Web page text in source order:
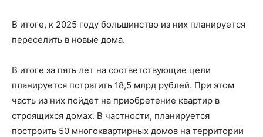
В итоге, к 2025 году большинство из них планируется
переселить в новые дома.
В итоге за пять лет на соответствующие цели
планируется потратить 18,5 млрд рублей. При этом
часть из них пойдет на приобретение квартир в
строящихся домах. В частности, планируется
построить 50 многоквартирных домов на территории